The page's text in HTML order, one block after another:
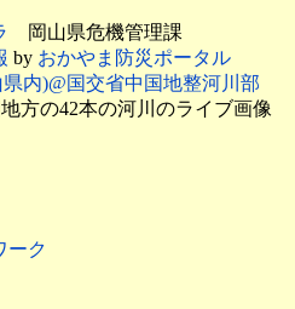
岡山県危機管理課
by おかやま防災ポータル
内)@国交省中国地整河川部
国地方の42本の河川のライブ画
ーク